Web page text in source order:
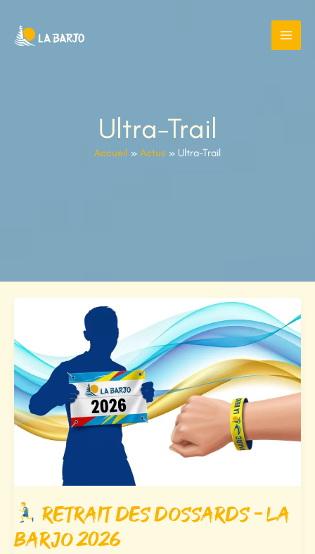
contenu
Ultra-Trail
Accueil Actus Ultra-Trail
Retrait des Dossards – La
Barjo 2026